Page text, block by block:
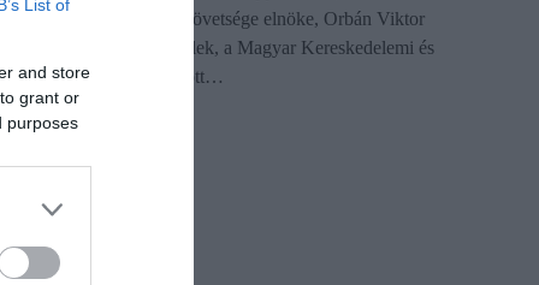
List of
and store
grant or
purposes
Munkáltatók Országos Szövetsége elnöke, Orbán Viktor
miniszterelnök és Nagy Elek, a Magyar Kereskedelemi és
elnöke mondott…